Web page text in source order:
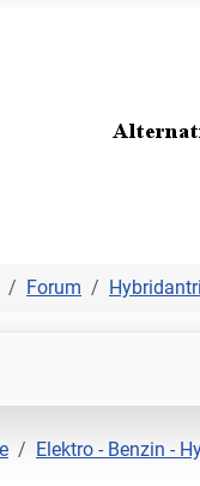
Forum
Elektro - Benzin -